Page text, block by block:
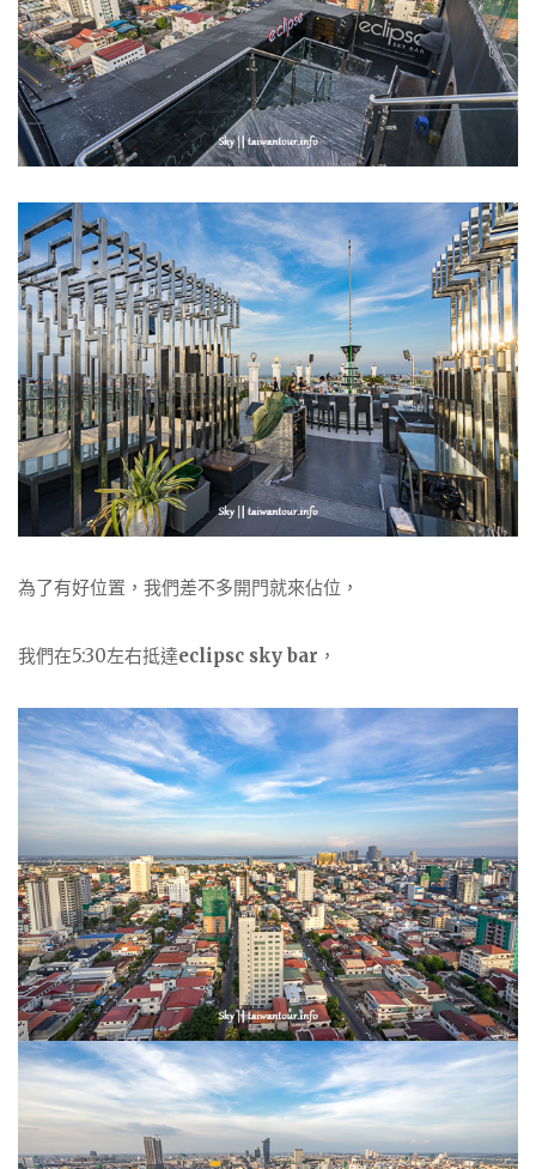
為了有好位置，我們差不多開門就來佔位，
我們在5:30左右抵達eclipsc sky bar ，